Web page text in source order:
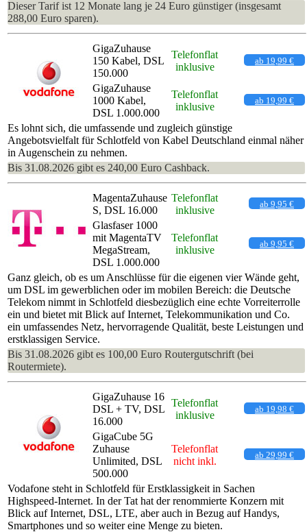
Dieser Tarif ist 12 Monate lang je 24 Euro günstiger (insgesamt
288,00 Euro sparen).
GigaZuhause
150 Kabel, DSL
150.000
Telefonflat
inklusive
ab 19,99 €
GigaZuhause
1000 Kabel,
DSL 1.000.000
Telefonflat
inklusive
ab 19,99 €
Es lohnt sich, die umfassende und zugleich günstige
Angebotsvielfalt für Schlotfeld von Kabel Deutschland einmal näher
in Augenschein zu nehmen.
Bis 31.08.2026 gibt es 240,00 Euro Cashback.
MagentaZuhause
S, DSL 16.000
Telefonflat
inklusive
ab 9,95 €
Glasfaser 1000
mit MagentaTV
MegaStream,
DSL 1.000.000
Telefonflat
inklusive
ab 9,95 €
Ganz gleich, ob es um Anschlüsse für die eigenen vier Wände geht,
um DSL im gewerblichen oder im mobilen Bereich: die Deutsche
Telekom nimmt in Schlotfeld diesbezüglich eine echte Vorreiterrolle
ein und bietet mit Blick auf Internet, Telekommunikation und Co.
ein umfassendes Netz, hervorragende Qualität, beste Leistungen und
erstklassigen Service.
Bis 31.08.2026 gibt es 100,00 Euro Routergutschrift (bei
Routermiete).
GigaZuhause 16
DSL + TV, DSL
16.000
Telefonflat
inklusive
ab 19,98 €
GigaCube 5G
Zuhause
Unlimited, DSL
500.000
Telefonflat
nicht inkl.
ab 29,99 €
Vodafone steht in Schlotfeld für Erstklassigkeit in Sachen
Highspeed-Internet. In der Tat hat der renommierte Konzern mit
Blick auf Internet, DSL, LTE, aber auch in Bezug auf Handys,
Smartphones und so weiter eine Menge zu bieten.